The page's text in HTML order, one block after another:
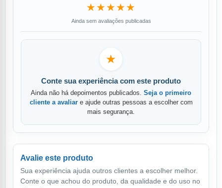
★★★★★
Ainda sem avaliações publicadas
★
Conte sua experiência com este produto
Ainda não há depoimentos publicados. Seja o primeiro
cliente a avaliare ajude outras pessoas a escolher com
mais segurança.
Avalie este produto
Sua experiência ajuda outros clientes a escolher melhor.
Conte o que achou do produto, da qualidade e do uso no